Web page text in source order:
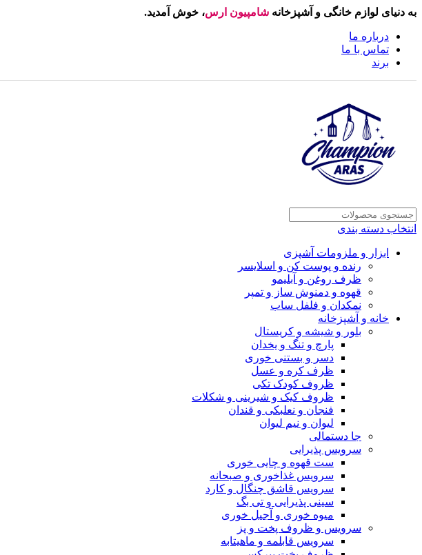
به دنیای لوازم خانگی و آشپزخانه شامپیون ارس، خوش آمدید.
درباره ما
تماس با ما
برند
انتخاب دسته بندی
ابزار و ملزومات آشپزی
رنده و پوست کن و اسلایسر
ظرف روغن و آبلیمو
قهوه و دمنوش ساز و تمپر
نمکدان و فلفل ساب
خانه و آشپزخانه
بلور و شیشه و کریستال
پارچ و تنگ و یخدان
دسر و بستنی خوری
ظرف کره و عسل
ظروف کودک تکی
ظروف کیک و شیرینی و شکلات
فنجان و نعلبکی و قندان
لیوان و نیم لیوان
جا دستمالی
سرویس پذیرایی
ست قهوه و چایی خوری
سرویس غذاخوری و صبحانه
سرویس قاشق چنگال و کارد
سینی پذیرایی و تی بگ
میوه خوری و آجیل خوری
سرویس و ظروف پخت و پز
سرویس قابلمه و ماهیتابه